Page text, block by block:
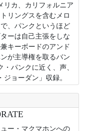
リカ、カリフォルニア
リングスを含むメロ
、パンクというほど
ーは自己主張をしな
キーボードのアンド
が主導権を取るバン
パンクに近く、声、
ョーダン」収録。
ー・マクマホンへの